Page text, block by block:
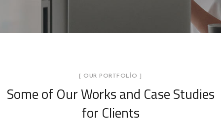
[ OUR PORTFOLIO ]
Some of Our Worksand Case Studies
for Clients